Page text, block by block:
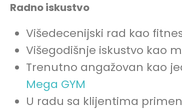
Radno iskustvo
Višedecenijski rad kao
Višegodišnje iskustvo kao
Trenutno angažovan kao
Mega GYM
U radu sa klijentima